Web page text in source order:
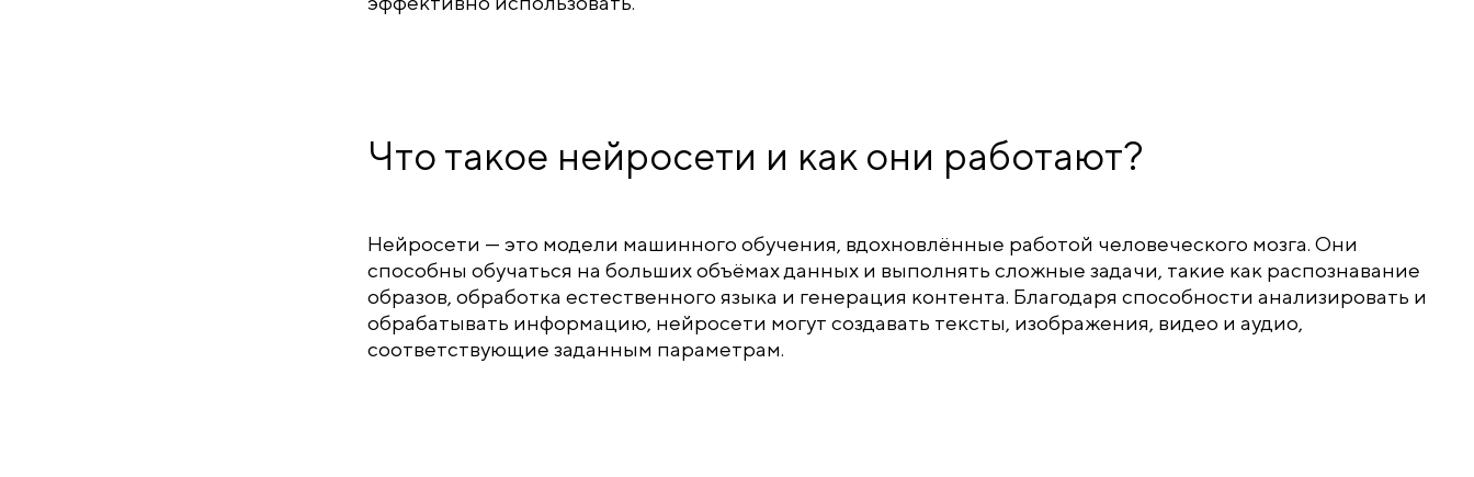
Что такое нейросети и как они работают?
Нейросети — это модели машинного обучения, вдохновлённые работой человеческого мозга. Они
способны обучаться на больших объёмах данных и выполнять сложные задачи, такие как распознавание
образов, обработка естественного языка и генерация контента. Благодаря способности анализировать и
обрабатывать информацию, нейросети могут создавать тексты, изображения, видео и аудио,
соответствующие заданным параметрам.